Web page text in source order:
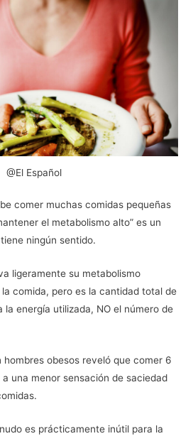
@El Español
comer muchas comidas pequeñas
el metabolismo alto” es un
ningún sentido.
ligeramente su metabolismo
comida, pero es la cantidad total de
la energía utilizada, NO el número de
hombres obesos reveló que comer 6
una menor sensación de saciedad
es prácticamente inútil para la